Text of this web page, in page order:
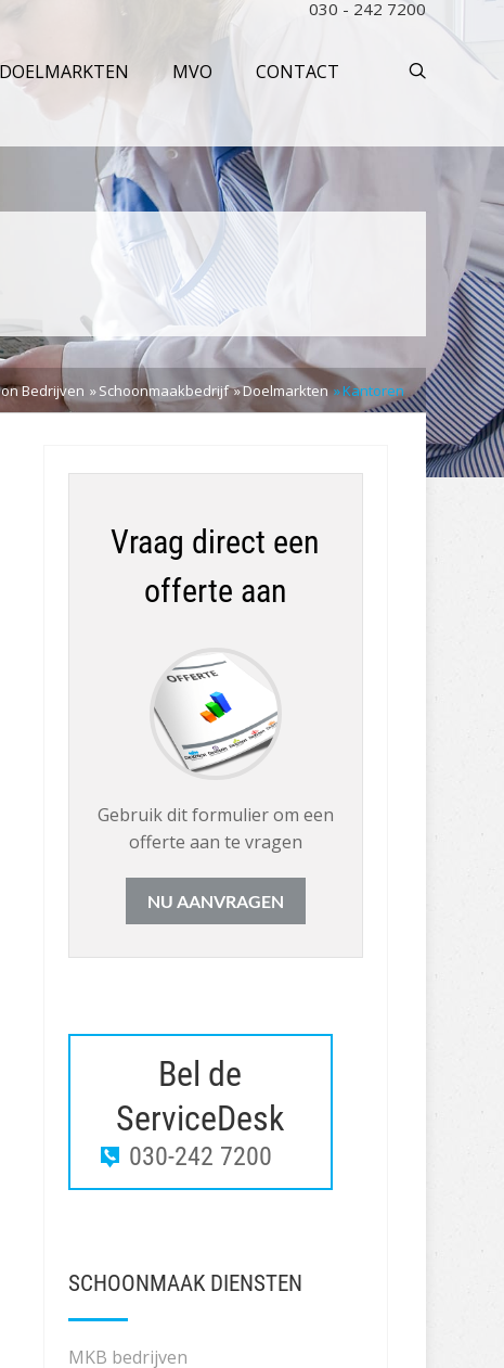
DOELMARKTEN MVO CONTACT
030 - 242 7200
Bedrijven Schoonmaakbedrijf Doelmarkten Kantoren
Vraag direct een
offerte aan
Gebruik dit formulier om een
offerte aan te vragen
NU AANVRAGEN
Bel de
ServiceDesk
030-242 7200
SCHOONMAAK DIENSTEN
MKB bedrijven